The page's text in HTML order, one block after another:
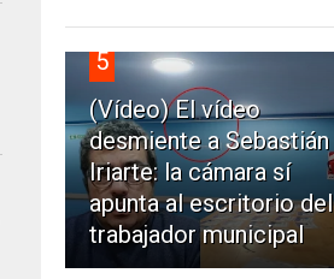
5
(Vídeo) El vídeo
desmiente a Sebastián
Iriarte: la cámara sí
apunta al escritorio del
trabajador municipal